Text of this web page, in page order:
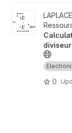
View
0